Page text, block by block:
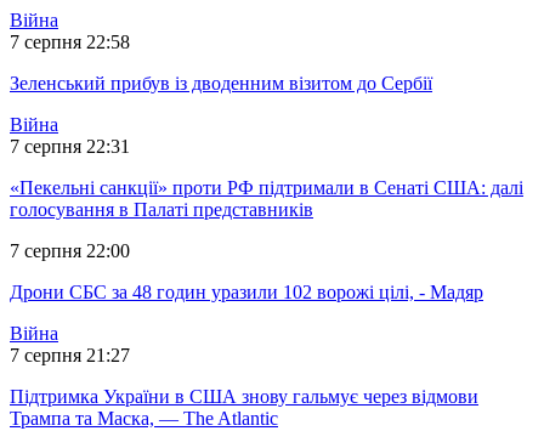
Війна
7 серпня 22:58
Зеленський прибув із дводенним візитом до Сербії
Війна
7 серпня 22:31
«Пекельні санкції» проти РФ підтримали в Сенаті США: далі
голосування в Палаті представників
7 серпня 22:00
Дрони СБС за 48 годин уразили 102 ворожі цілі, - Мадяр
Війна
7 серпня 21:27
Підтримка України в США знову гальмує через відмови
Трампа та Маска, — The Atlantic